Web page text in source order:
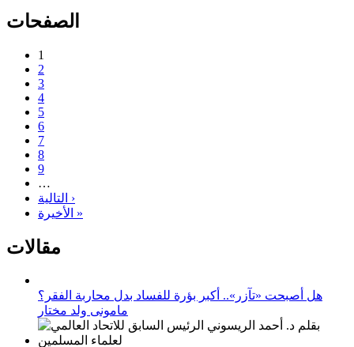
الصفحات
1
2
3
4
5
6
7
8
9
…
التالية ›
الأخيرة »
مقالات
هل أصبحت «تآزر».. أكبر بؤرة للفساد بدل محاربة الفقر؟
مامونى ولد مختار